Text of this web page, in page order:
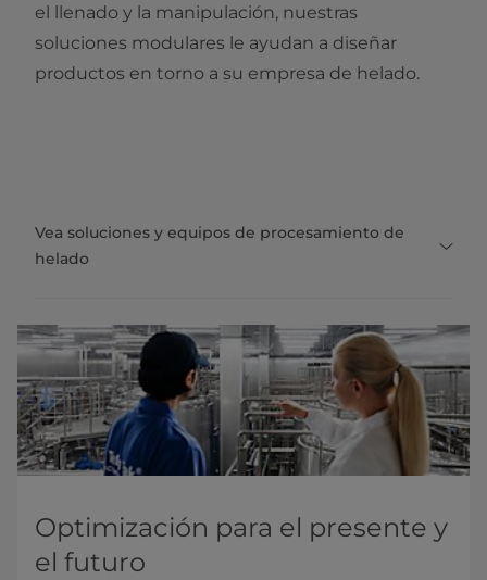
el llenado y la manipulación, nuestras
soluciones modulares le ayudan a diseñar
productos en torno a su empresa de helado.
Vea soluciones y equipos de procesamiento de
helado
Optimización para el presente y
el futuro